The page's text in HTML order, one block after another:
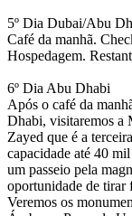
5º Dia Dubai/Abu
Café da manhã.
Hospedagem.
6º Dia Abu Dhabi
Após o café da
Dhabi, visitaremos a
Zayed que é a
capacidade até 40
um passeio pela
oportunidade de
Veremos os